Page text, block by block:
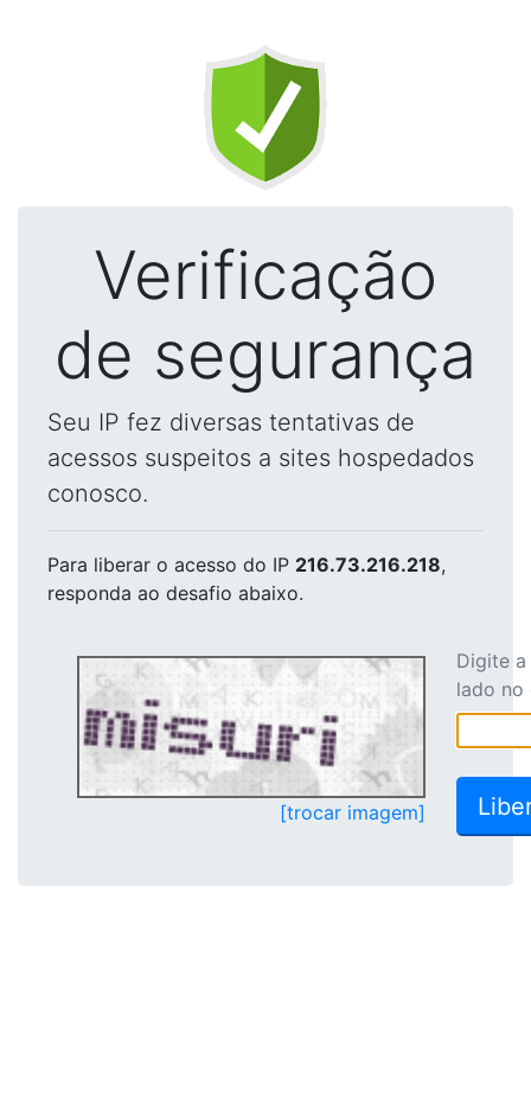
Verificação
de segurança
Seu IP fez diversas tentativas de
acessos suspeitos a sites hospedados
conosco.
Para liberar o acesso do IP 216.73.216.218,
responda ao desafio abaixo.
[trocar imagem]
Digite
lado no